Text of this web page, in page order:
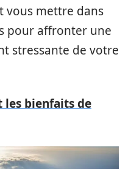
vous mettre dans
pour affronter une
stressante de votre
les bienfaits de